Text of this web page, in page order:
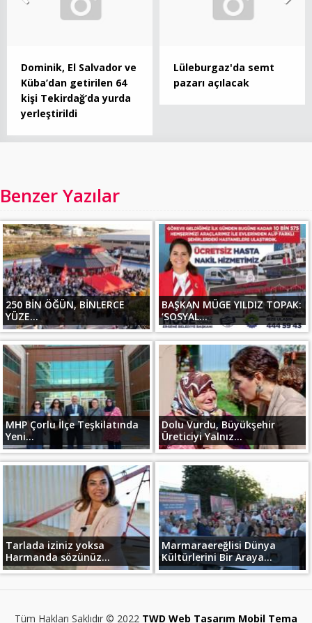
Dominik, El Salvador ve
Küba’dan getirilen 64
kişi Tekirdağ’da yurda
yerleştirildi
Lüleburgaz'da semt
pazarı açılacak
Benzer Yazılar
250 BİN ÖĞÜN, BİNLERCE
YÜZE...
BAŞKAN MÜGE YILDIZ TOPAK:
‘SOSYAL...
MHP Çorlu İlçe Teşkilatında
Yeni...
Dolu Vurdu, Büyükşehir
Üreticiyi Yalnız...
Tarlada iziniz yoksa
Harmanda sözünüz...
Marmaraereğlisi Dünya
Kültürlerini Bir Araya...
Tüm Hakları Saklıdır © 2022 TWD Web Tasarım Mobil Tema